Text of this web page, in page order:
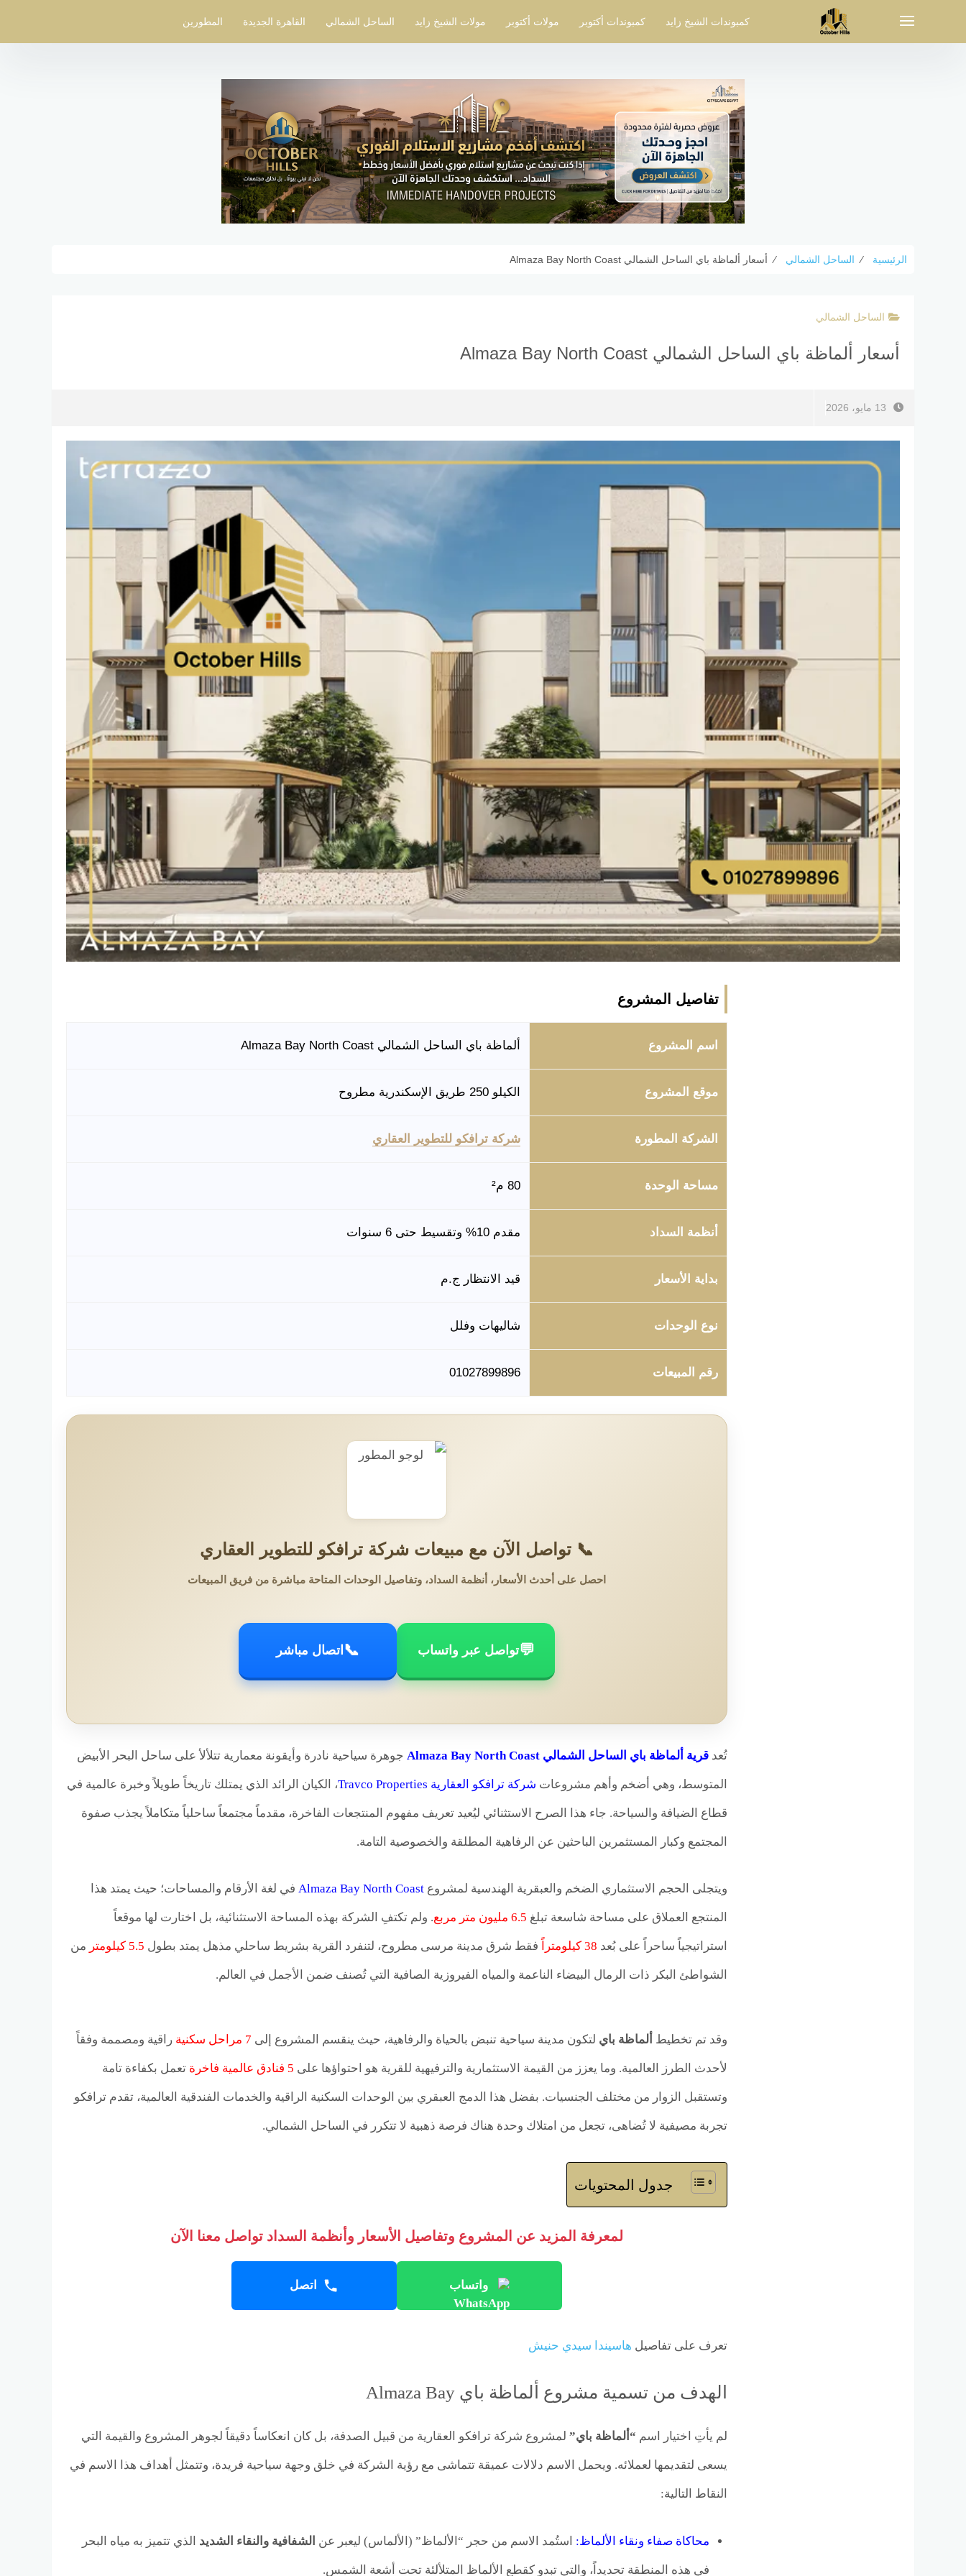
كمبوندات الشيخ زايد كمبوندات أكتوبر مولات أكتوبر مولات الشيخ زايد الساحل الشمالي القاهرة الجديدة المطورين
الرئيسية ⁄ الساحل الشمالي ⁄ أسعار ألماظة باي الساحل الشمالي Almaza Bay North Coast
الساحل الشمالي
أسعار ألماظة باي الساحل الشمالي Almaza Bay North Coast
13 مايو، 2026
تفاصيل المشروع
اسم المشروع ألماظة باي الساحل الشمالي Almaza Bay North Coast
موقع المشروع الكيلو 250 طريق الإسكندرية مطروح
الشركة المطورة شركة ترافكو للتطوير العقاري
مساحة الوحدة 80 م²
أنظمة السداد مقدم 10% وتقسيط حتى 6 سنوات
بداية الأسعار قيد الانتظار ج.م
نوع الوحدات شاليهات وفلل
رقم المبيعات 01027899896
📞 تواصل الآن مع مبيعات شركة ترافكو للتطوير العقاري
احصل على أحدث الأسعار، أنظمة السداد، وتفاصيل الوحدات المتاحة مباشرة من فريق المبيعات
💬تواصل عبر واتساب 📞 اتصال مباشر
تُعد قرية ألماظة باي الساحل الشمالي Almaza Bay North Coast جوهرة سياحية نادرة وأيقونة معمارية تتلألأ على ساحل البحر الأبيض
المتوسط، وهي أضخم وأهم مشروعات شركة ترافكو العقارية Travco Properties ، الكيان الرائد الذي يمتلك تاريخاً طويلاً وخبرة عالمية في
قطاع الضيافة والسياحة. جاء هذا الصرح الاستثنائي ليُعيد تعريف مفهوم المنتجعات الفاخرة، مقدماً مجتمعاً ساحلياً متكاملاً يجذب صفوة
المجتمع وكبار المستثمرين الباحثين عن الرفاهية المطلقة والخصوصية التامة.
ويتجلى الحجم الاستثماري الضخم والعبقرية الهندسية لمشروع Almaza Bay North Coast في لغة الأرقام والمساحات؛ حيث يمتد هذا
المنتجع العملاق على مساحة شاسعة تبلغ 6.5 مليون متر مربع . ولم تكتفِ الشركة بهذه المساحة الاستثنائية، بل اختارت لها موقعاً
استراتيجياً ساحراً على بُعد 38 كيلومتراً فقط شرق مدينة مرسى مطروح، لتنفرد القرية بشريط ساحلي مذهل يمتد بطول 5.5 كيلومتر من
الشواطئ البكر ذات الرمال البيضاء الناعمة والمياه الفيروزية الصافية التي تُصنف ضمن الأجمل في العالم.
وقد تم تخطيط ألماظة باي لتكون مدينة سياحية تنبض بالحياة والرفاهية، حيث ينقسم المشروع إلى 7 مراحل سكنية راقية ومصممة وفقاً
لأحدث الطرز العالمية. وما يعزز من القيمة الاستثمارية والترفيهية للقرية هو احتواؤها على 5 فنادق عالمية فاخرة تعمل بكفاءة تامة
وتستقبل الزوار من مختلف الجنسيات. بفضل هذا الدمج العبقري بين الوحدات السكنية الراقية والخدمات الفندقية العالمية، تقدم ترافكو
تجربة مصيفية لا تُضاهى، تجعل من امتلاك وحدة هناك فرصة ذهبية لا تتكرر في الساحل الشمالي.
جدول المحتويات
لمعرفة المزيد عن المشروع وتفاصيل الأسعار وأنظمة السداد تواصل معنا الآن
واتساب اتصل
تعرف على تفاصيل هاسيندا سيدي حنيش
الهدف من تسمية مشروع ألماظة باي Almaza Bay
لم يأتِ اختيار اسم “ألماظة باي” لمشروع شركة ترافكو العقارية من قبيل الصدفة، بل كان انعكاساً دقيقاً لجوهر المشروع والقيمة التي
يسعى لتقديمها لعملائه. ويحمل الاسم دلالات عميقة تتماشى مع رؤية الشركة في خلق وجهة سياحية فريدة، وتتمثل أهداف هذا الاسم في
النقاط التالية:
محاكاة صفاء ونقاء الألماظ: استُمد الاسم من حجر “الألماظ” (الألماس) ليعبر عن الشفافية والنقاء الشديد الذي تتميز به مياه البحر
في هذه المنطقة تحديداً، والتي تبدو كقطع الألماظ المتلألئة تحت أشعة الشمس.